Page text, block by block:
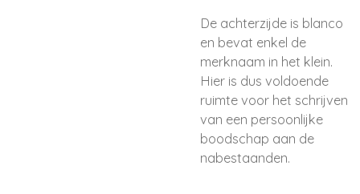
De achterzijde is blanco
en bevat enkel de
merknaam in het klein.
Hier is dus voldoende
ruimte voor het schrijven
van een persoonlijke
boodschap aan de
nabestaanden.